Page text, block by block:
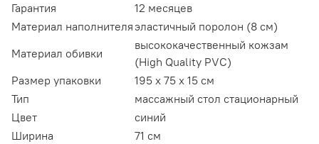
Гарантия
12 месяцев
Материал наполнителяэластичный поролон (8 см)
Материал обивки
высококачественный кожзам
(High Quality PVC)
Размер упаковки
195 x 75 x 15 см
Тип
массажный стол стационарный
Цвет
синий
Ширина
71 см